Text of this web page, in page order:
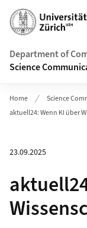
Header
Department of
Science
Home Science
aktuell24: Wenn KI über
23.09.2025